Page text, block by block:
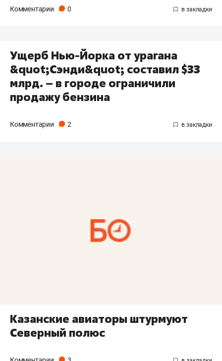
Комментарии 0
Ущерб Нью-Йорка от урагана
&quot;Сэнди&quot; составил $33
млрд. – в городе ограничили
продажу бензина
Комментарии 2
Казанские авиаторы штурмуют
Северный полюс